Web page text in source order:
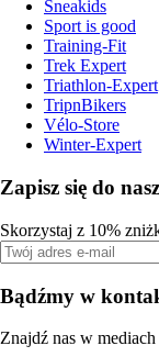
Sneakids
Sport is good
Training-Fit
Trek Expert
Triathlon-Expert
TripnBikers
Vélo-Store
Winter-Expert
Zapisz się do
Skorzystaj z 10%
Bądźmy w
Znajdź nas w